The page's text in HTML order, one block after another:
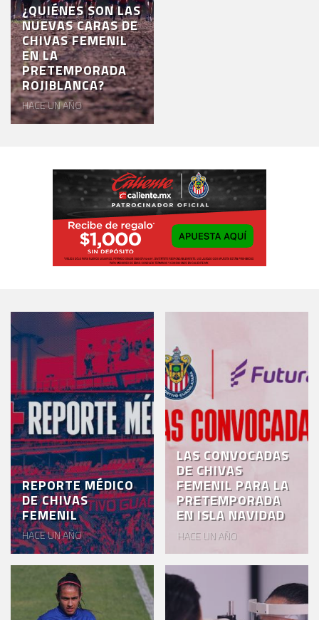
¿QUIÉNES SON LAS
NUEVAS CARAS DE
CHIVAS FEMENIL
EN LA
PRETEMPORADA
ROJIBLANCA?
HACE UN AÑO
REPORTE MÉDICO
DE CHIVAS
FEMENIL
HACE UN AÑO
LAS CONVOCADAS
DE CHIVAS
FEMENIL PARA LA
PRETEMPORADA
EN ISLA NAVIDAD
HACE UN AÑO